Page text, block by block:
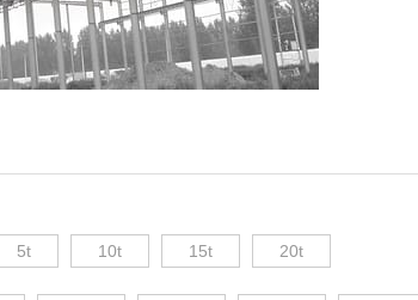
5t 10t 15t 20t